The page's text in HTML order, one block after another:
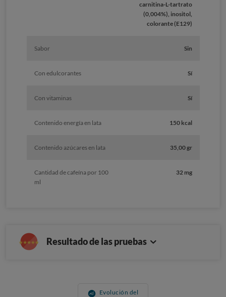
carnitina-L-tartrato
(0,004%), inositol,
colorante (E129)
Sabor Sin
Con edulcorantes Sí
Con vitaminas Sí
Contenido energía en lata 150 kcal
Contenido azúcares en lata 35,00 gr
Cantidad de cafeína por 100
ml
32 mg
Resultado de las pruebas
Evolución del